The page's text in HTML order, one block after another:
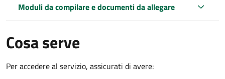
Moduli da compilare e documenti da allegare
Cosa serve
Per accedere al servizio, assicurati di avere: